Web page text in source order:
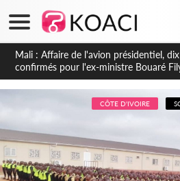
Nigeria : Le Togo et le Cameroun
produits de la raffinerie Dangote en
CÔTE D'IVOIRE